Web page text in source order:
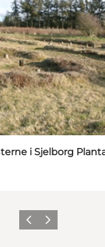
i Sjelborg
ForrigeNæste